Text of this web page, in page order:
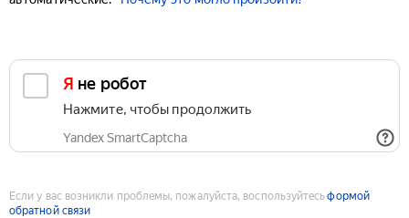
Я не робот
Нажмите, чтобы продолжить
Yandex SmartCaptcha
Если у вас возникли проблемы, пожалуйста, воспользуйтесьформой
обратной связи